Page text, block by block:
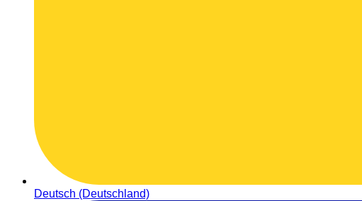
Deutsch (Deutschland)